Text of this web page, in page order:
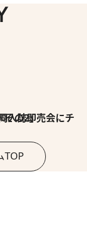
チャレンジ その2」
TOP